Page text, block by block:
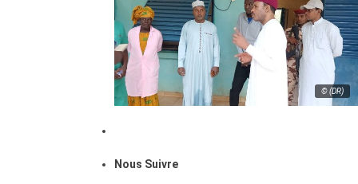
© (DR)
Nous Suivre